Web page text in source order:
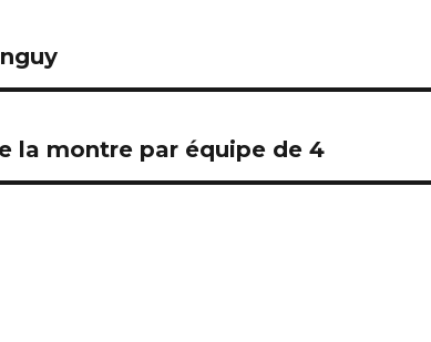
la montre par équipe de 4